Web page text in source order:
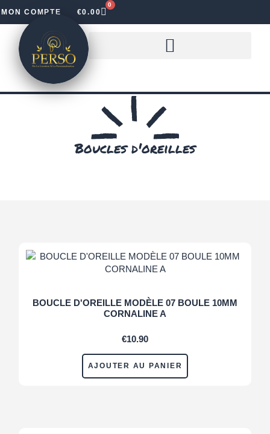
MON COMPTE €0.00
0
Boucles d'oreilles
BOUCLE D'OREILLE MODÈLE 07 BOULE 10MM
CORNALINE A
€10.90
AJOUTER AU PANIER